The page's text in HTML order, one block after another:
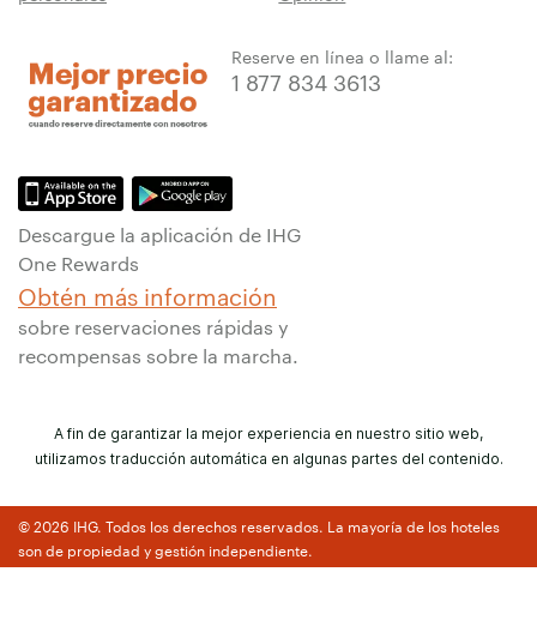
Reserve en línea o llame al:
1 877 834 3613
Descargue la aplicación de IHG
One Rewards
Obtén más información
sobre reservaciones rápidas y
recompensas sobre la marcha.
A fin de garantizar la mejor experiencia en nuestro sitio web,
utilizamos traducción automática en algunas partes del contenido.
© 2026 IHG. Todos los derechos reservados. La mayoría de los hoteles
son de propiedad y gestión independiente.